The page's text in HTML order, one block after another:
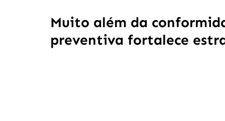
Muito além da
preventiva fortalece